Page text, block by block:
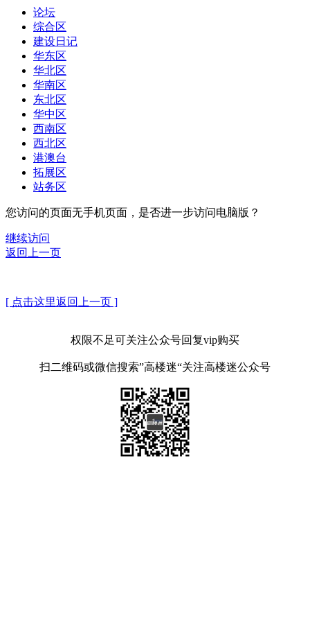
论坛
综合区
建设日记
华东区
华北区
华南区
东北区
华中区
西南区
西北区
港澳台
拓展区
站务区
您访问的页面无手机页面，是否进一步访问电脑版？
继续访问
返回上一页
[ 点击这里返回上一页 ]
权限不足可关注公众号回复vip购买
扫二维码或微信搜索”高楼迷“关注高楼迷公众号